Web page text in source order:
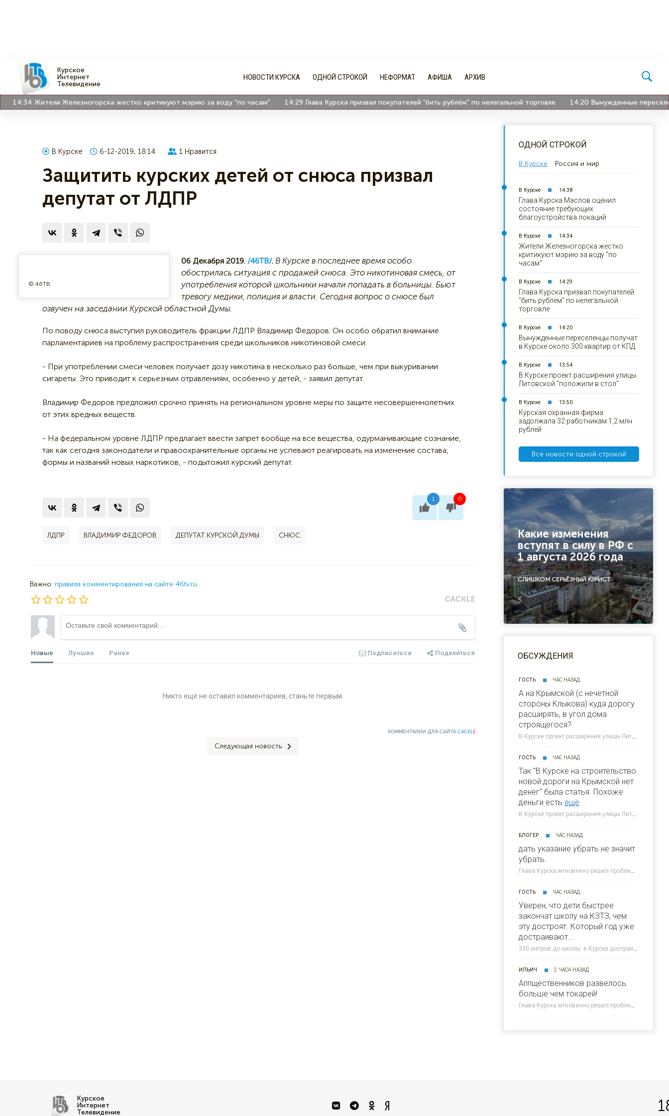
Курское
Интернет
Телевидение
НОВОСТИ КУРСКА ОДНОЙ СТРОКОЙ НЕФОРМАТ АФИША АРХИВ
Жители Железногорска жестко критикуют мэрию за воду "по часам" 14:29 Глава Курска призвал покупателей "бить рублём" по нелегальной торговле 14:20 Вынужденные переселенцы
В Курске 6-12-2019, 18:14 1 Нравится
Защитить курских детей от снюса призвал
депутат от ЛДПР
© 46ТВ
06 Декабря 2019. /46ТВ/. В Курске в последнее время особо
обострилась ситуация с продажей снюса. Это никотиновая смесь, от
употребления которой школьники начали попадать в больницы. Бьют
тревогу медики, полиция и власти. Сегодня вопрос о снюсе был
озвучен на заседании Курской областной Думы.
По поводу снюса выступил руководитель фракции ЛДПР Владимир Федоров. Он особо обратил внимание
парламентариев на проблему распространения среди школьников никотиновой смеси.
- При употреблении смеси человек получает дозу никотина в несколько раз больше, чем при выкуривании
сигареты. Это приводит к серьезным отравлениям, особенно у детей, - заявил депутат.
Владимир Федоров предложил срочно принять на региональном уровне меры по защите несовершеннолетних
от этих вредных веществ.
- На федеральном уровне ЛДПР предлагает ввести запрет вообще на все вещества, одурманивающие сознание,
так как сегодня законодатели и правоохранительные органы не успевают реагировать на изменение состава,
формы и названий новых наркотиков, - подытожил курский депутат.
1 0
ЛДПР ВЛАДИМИР ФЕДОРОВ ДЕПУТАТ КУРСКОЙ ДУМЫ СНЮС
Важно: правила комментирования на сайте 46tv.ru
Новые Лучшие Ранее Подписаться Поделиться
Никто ещё не оставил комментариев, станьте первым.
КОММЕНТАРИИ ДЛЯ САЙТАCACKLE
Следующая новость
ОДНОЙ СТРОКОЙ
В Курске Россия и мир
В Курске 14:38
Глава Курска Маслов оценил
состояние требующих
благоустройства локаций
В Курске 14:34
Жители Железногорска жестко
критикуют мэрию за воду "по
часам"
В Курске 14:29
Глава Курска призвал покупателей
"бить рублём" по нелегальной
торговле
В Курске 14:20
Вынужденные переселенцы получат
в Курске около 300 квартир от КПД
В Курске 13:54
В Курске проект расширения улицы
Литовской "положили в стол"
В Курске 13:50
Курская охранная фирма
задолжала 32 работникам 1,2 млн
рублей
Все новости одной строкой
Какие изменения
вступят в силу в РФ с
1 августа 2026 года
СЛИШКОМ СЕРЬЁЗНЫЙ ЮРИСТ
ОБСУЖДЕНИЯ
ГОСТЬ ЧАС НАЗАД
А на Крымской (с нечетной
стороны Клыкова) куда дорогу
расширять, в угол дома
строящегося?
В Курске проект расширения улицы Литовской "положили в стол" » 46ТВ Курское Интернет Телевидение
ГОСТЬ ЧАС НАЗАД
Так "В Курске на строительство
новой дороги на Крымской нет
денег" была статья. Похоже
деньги есть ещё
В Курске проект расширения улицы Литовской "положили в стол" » 46ТВ Курское Интернет Телевидение
БЛОГЕР ЧАС НАЗАД
дать указание убрать не значит
убрать.
Глава Курска мгновенно решил проблему мусора на дороге » 46ТВ Курское Интернет Телевидение
ГОСТЬ ЧАС НАЗАД
Уверен, что дети быстрее
закончат школу на КЗТЗ, чем
эту достроят. Который год уже
достраивают...
330 метров до школы: в Курске достраивают новую дорогу на Плевицкой » 46ТВ Курское Интернет Телевидение
ИЛЬИЧ 2 ЧАСА НАЗАД
Аппщественников развелось
больше чем токарей!
Глава Курска мгновенно решил проблему мусора на дороге » 46ТВ Курское Интернет Телевидение
Курское
Интернет
Телевидение